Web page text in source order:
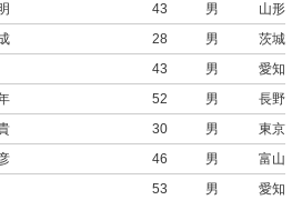
43 男
山形県
28 男
茨城県
43 男
愛知県
52 男
長野県
30 男
東京都
46 男
富山県
53 男
愛知県